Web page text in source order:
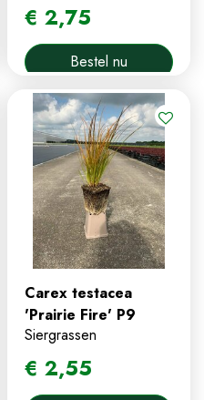
€ 2,75
Bestel nu
Carex testacea
'Prairie Fire' P9
Siergrassen
€ 2,55